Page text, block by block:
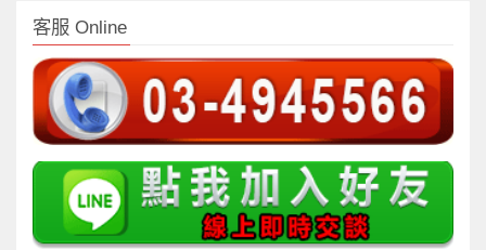
客服 Online